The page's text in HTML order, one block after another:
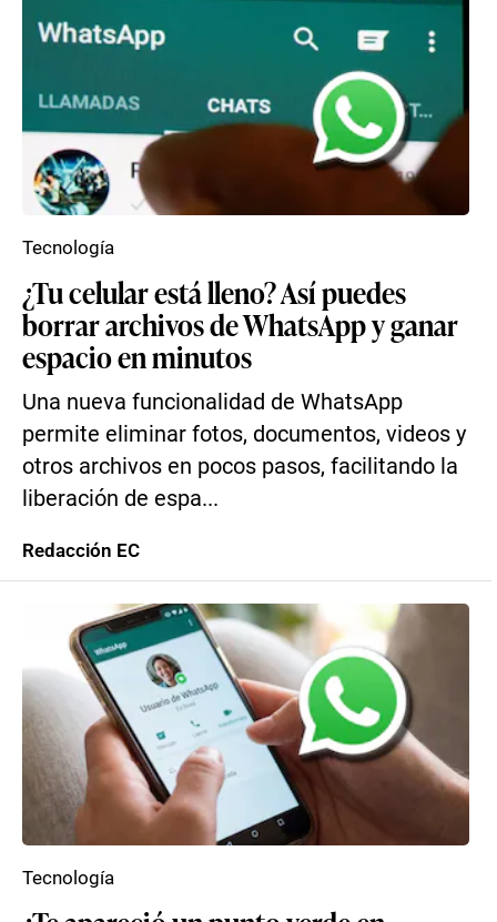
¿Tu celular está lleno? Así puedes
borrar archivos de WhatsApp y ganar
espacio en minutos
Una nueva funcionalidad de WhatsApp
permite eliminar fotos, documentos, videos y
otros archivos en pocos pasos, facilitando la
liberación de espa...
Tecnología
Redacción EC
Tecnología